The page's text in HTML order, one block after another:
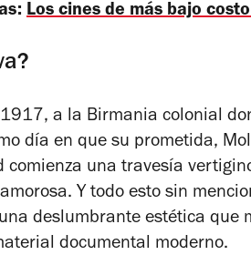
Los cines de más bajo
a la Birmania colonial
día en que su prometida,
comienza una travesía
Y todo esto sin
deslumbrante estética que
documental moderno.